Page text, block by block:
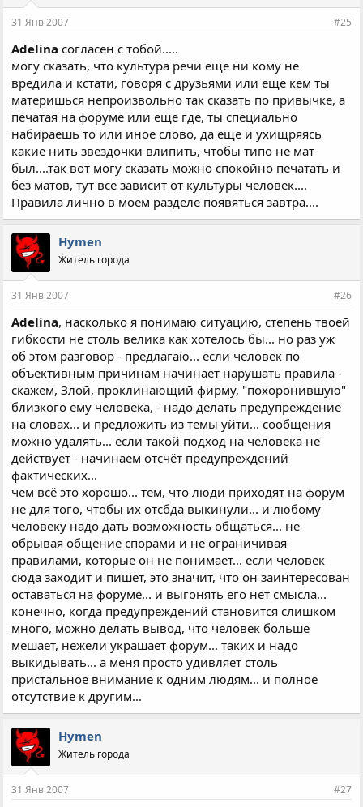
31 Янв 2007 #25
Adelina согласен с тобой.....
могу сказать, что культура речи еще ни кому не
вредила и кстати, говоря с друзьями или еще кем ты
материшься непроизвольно так сказать по привычке, а
печатая на форуме или еще где, ты специально
набираешь то или иное слово, да еще и ухищряясь
какие нить звездочки влипить, чтобы типо не мат
был....так вот могу сказать можно спокойно печатать и
без матов, тут все зависит от культуры человек....
Правила лично в моем разделе появяться завтра....
Hymen
Житель города
31 Янв 2007 #26
Adelina, насколько я понимаю ситуацию, степень твоей
гибкости не столь велика как хотелось бы... но раз уж
об этом разговор - предлагаю... если человек по
объективным причинам начинает нарушать правила -
скажем, Злой, проклинающий фирму, "похоронившую"
близкого ему человека, - надо делать предупреждение
на словах... и предложить из темы уйти... сообщения
можно удалять... если такой подход на человека не
действует - начинаем отсчёт предупреждений
фактических...
чем всё это хорошо... тем, что люди приходят на форум
не для того, чтобы их отсбда выкинули... и любому
человеку надо дать возможность общаться... не
обрывая общение спорами и не ограничивая
правилами, которые он не понимает... если человек
сюда заходит и пишет, это значит, что он заинтересован
оставаться на форуме... и выгонять его нет смысла...
конечно, когда предупреждений становится слишком
много, можно делать вывод, что человек больше
мешает, нежели украшает форум... таких и надо
выкидывать... а меня просто удивляет столь
пристальное внимание к одним людям... и полное
отсутствие к другим...
Hymen
Житель города
31 Янв 2007 #27